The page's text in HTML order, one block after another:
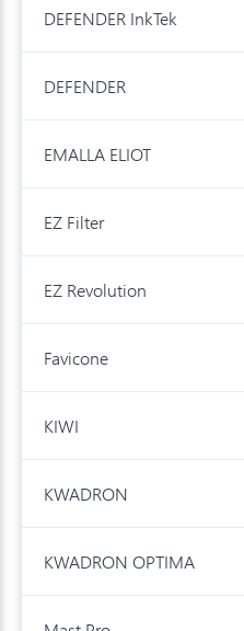
DEFENDER InkTek
DEFENDER
EMALLA ELIOT
EZ Filter
EZ Revolution
Favicone
KIWI
KWADRON
KWADRON OPTIMA